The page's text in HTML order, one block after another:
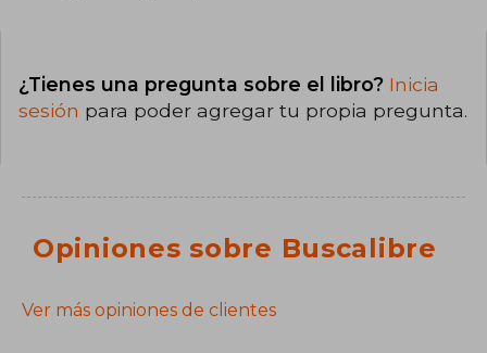
¿Tienes una pregunta sobre el libro? Inicia
sesión para poder agregar tu propia pregunta.
Opiniones sobre Buscalibre
Ver más opiniones de clientes